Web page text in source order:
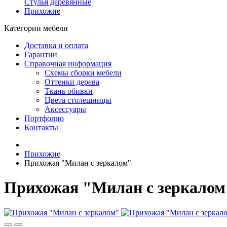
Прихожие
Категории мебели
Доставка и оплата
Гарантии
Справочная информация
Схемы сборки мебели
Оттенки дерева
Ткань обивки
Цвета столешницы
Аксессуары
Портфолио
Контакты
Прихожие
Прихожая "Милан с зеркалом"
Прихожая "Милан с